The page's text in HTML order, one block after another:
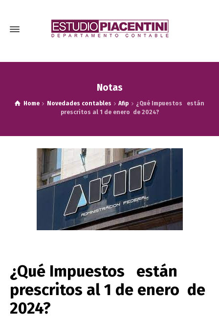
Notas
Home Novedades contables Afip
¿Qué Impuestos están
prescritos al 1 de enero de 2024?
¿Qué Impuestos están
prescritos al 1 de enero de
2024?